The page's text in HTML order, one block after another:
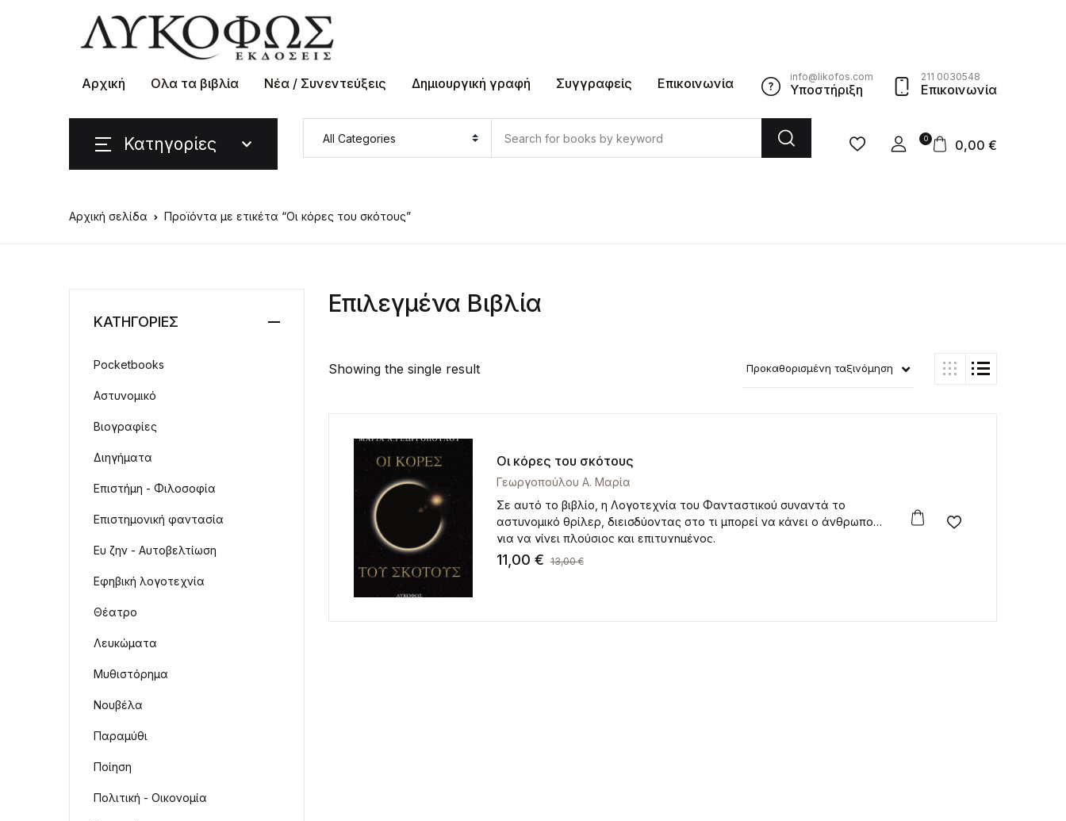
Αρχική Ολα τα βιβλία Νέα / Συνεντεύξεις Δημιουργική γραφή Συγγραφείς Επικοινωνία info@likofos.com
Υποστήριξη
211 0030548
Επικοινωνία
Κατηγορίες 0 0,00 €
Αρχική σελίδα Προϊόντα με ετικέτα “Οι κόρες του σκότους”
Επιλεγμένα Βιβλία
Showing the single result Προκαθορισμένη ταξινόμηση
Οι κόρες του σκότους
Γεωργοπούλου Α. Μαρία
Σε αυτό το βιβλίο, η Λογοτεχνία του Φανταστικού συναντά το
αστυνομικό θρίλερ, διεισδύοντας στο τι μπορεί να κάνει ο άνθρωπος
για να γίνει πλούσιος και επιτυχημένος.
11,00 € 13,00€
Add to wishlist
ΚΑΤΗΓΟΡΙΕΣ
Pocketbooks
Αστυνομικό
Βιογραφίες
Διηγήματα
Επιστήμη - Φιλοσοφία
Επιστημονική φαντασία
Ευ ζην - Αυτοβελτίωση
Εφηβική λογοτεχνία
Θέατρο
Λευκώματα
Μυθιστόρημα
Νουβέλα
Παραμύθι
Ποίηση
Πολιτική - Οικονομία